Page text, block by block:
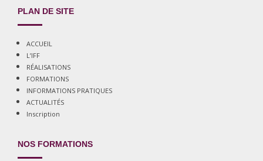
PLAN DE SITE
ACCUEIL
L’IFF
RÉALISATIONS
FORMATIONS
INFORMATIONS PRATIQUES
ACTUALITÉS
Inscription
NOS FORMATIONS